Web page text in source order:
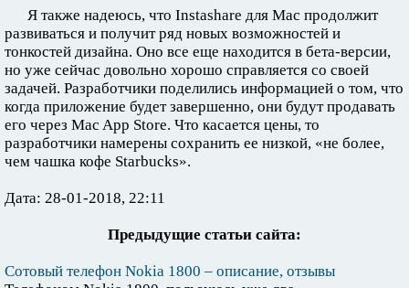
Я также надеюсь, что Instashare для Mac продолжит
развиваться и получит ряд новых возможностей и
тонкостей дизайна. Оно все еще находится в бета-версии,
но уже сейчас довольно хорошо справляется со своей
задачей. Разработчики поделились информацией о том, что
когда приложение будет завершенно, они будут продавать
его через Mac App Store. Что касается цены, то
разработчики намерены сохранить ее низкой, «не более,
чем чашка кофе Starbucks».
Дата: 28-01-2018, 22:11
Предыдущие статьи сайта:
Сотовый телефон Nokia 1800 – описание, отзывы